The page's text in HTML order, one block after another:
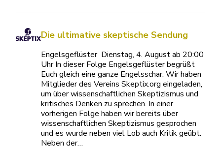
Die ultimative skeptische Sendung
Engelsgeflüster Dienstag, 4. August ab 20:00
Uhr In dieser Folge Engelsgeflüster begrüßt
Euch gleich eine ganze Engelsschar: Wir haben
Mitglieder des Vereins Skeptix.org eingeladen,
um über wissenschaftlichen Skeptizismus und
kritisches Denken zu sprechen. In einer
vorherigen Folge haben wir bereits über
wissenschaftlichen Skeptizismus gesprochen
und es wurde neben viel Lob auch Kritik geübt.
Neben der…